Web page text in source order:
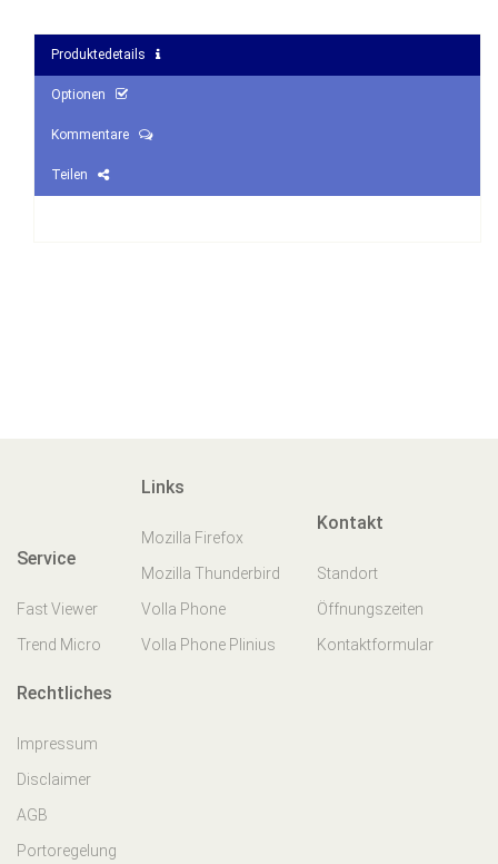
Produktedetails
Optionen
Kommentare
Teilen
Service
Fast Viewer
Trend Micro
Links
Mozilla Firefox
Mozilla Thunderbird
Volla Phone
Volla Phone Plinius
Kontakt
Standort
Öffnungszeiten
Kontaktformular
Rechtliches
Impressum
Disclaimer
AGB
Portoregelung